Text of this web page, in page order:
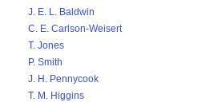
J. E. L. Baldwin
C. E. Carlson-Weisert
T. Jones
P. Smith
J. H. Pennycook
T. M. Higgins